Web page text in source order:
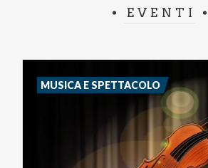
EVENTI
MUSICA E SPETTACOLO